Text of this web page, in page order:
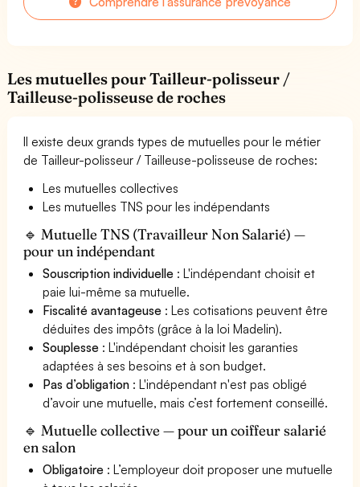
Les mutuelles pour Tailleur-polisseur /
Tailleuse-polisseuse de roches
Il existe deux grands types de mutuelles pour le métier
de Tailleur-polisseur / Tailleuse-polisseuse de roches:
Les mutuelles collectives
Les mutuelles TNS pour les indépendants
🔹 Mutuelle TNS (Travailleur Non Salarié) —
pour un indépendant
Souscription individuelle : L'indépendant choisit et
paie lui-même sa mutuelle.
Fiscalité avantageuse : Les cotisations peuvent être
déduites des impôts (grâce à la loi Madelin).
Souplesse : L'indépendant choisit les garanties
adaptées à ses besoins et à son budget.
Pas d’obligation : L'indépendant n'est pas obligé
d’avoir une mutuelle, mais c’est fortement conseillé.
🔹 Mutuelle collective — pour un coiffeur salarié
en salon
Obligatoire : L’employeur doit proposer une mutuelle